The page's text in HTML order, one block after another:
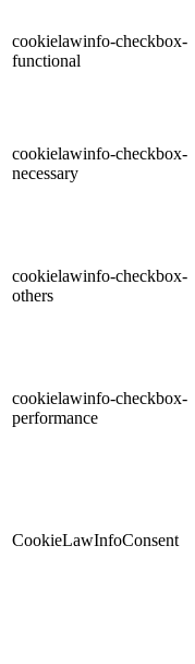
cookielawinfo-checkbox-
functional
cookielawinfo-checkbox-
necessary
cookielawinfo-checkbox-
others
cookielawinfo-checkbox-
performance
CookieLawInfoConsent